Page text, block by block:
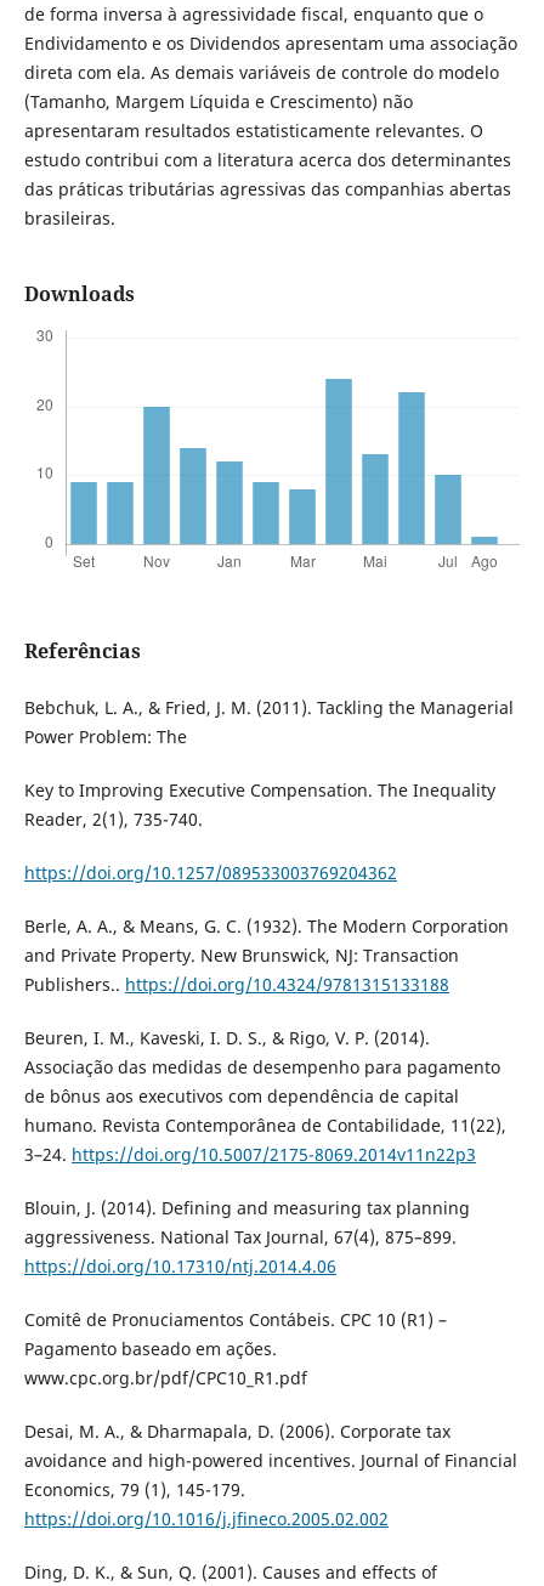
de forma inversa à agressividade fiscal, enquanto que o
Endividamento e os Dividendos apresentam uma associação
direta com ela. As demais variáveis de controle do modelo
(Tamanho, Margem Líquida e Crescimento) não
apresentaram resultados estatisticamente relevantes. O
estudo contribui com a literatura acerca dos determinantes
das práticas tributárias agressivas das companhias abertas
brasileiras.
Downloads
Referências
Bebchuk, L. A., & Fried, J. M. (2011). Tackling the Managerial
Power Problem: The
Key to Improving Executive Compensation. The Inequality
Reader, 2(1), 735-740.
https://doi.org/10.1257/089533003769204362
Berle, A. A., & Means, G. C. (1932). The Modern Corporation
and Private Property. New Brunswick, NJ: Transaction
Publishers.. https://doi.org/10.4324/9781315133188
Beuren, I. M., Kaveski, I. D. S., & Rigo, V. P. (2014).
Associação das medidas de desempenho para pagamento
de bônus aos executivos com dependência de capital
humano. Revista Contemporânea de Contabilidade, 11(22),
3–24. https://doi.org/10.5007/2175-8069.2014v11n22p3
Blouin, J. (2014). Defining and measuring tax planning
aggressiveness. National Tax Journal, 67(4), 875–899.
https://doi.org/10.17310/ntj.2014.4.06
Comitê de Pronuciamentos Contábeis. CPC 10 (R1) –
Pagamento baseado em ações.
www.cpc.org.br/pdf/CPC10_R1.pdf
Desai, M. A., & Dharmapala, D. (2006). Corporate tax
avoidance and high-powered incentives. Journal of Financial
Economics, 79 (1), 145-179.
https://doi.org/10.1016/j.jfineco.2005.02.002
Ding, D. K., & Sun, Q. (2001). Causes and effects of